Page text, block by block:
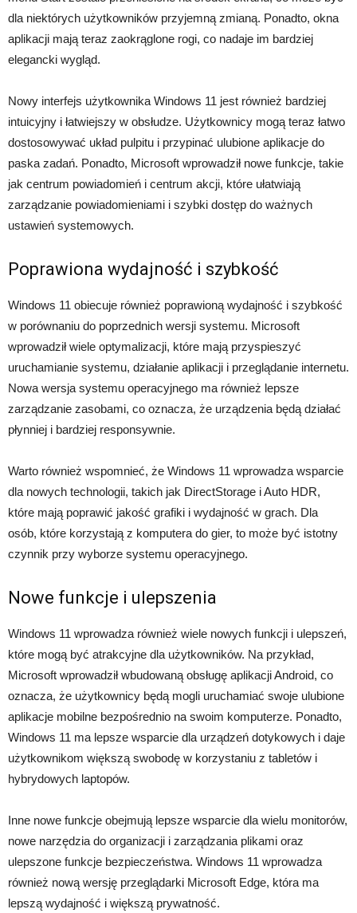
dla niektórych użytkowników przyjemną zmianą. Ponadto, okna
aplikacji mają teraz zaokrąglone rogi, co nadaje im bardziej
elegancki wygląd.
Nowy interfejs użytkownika Windows 11 jest również bardziej
intuicyjny i łatwiejszy w obsłudze. Użytkownicy mogą teraz łatwo
dostosowywać układ pulpitu i przypinać ulubione aplikacje do
paska zadań. Ponadto, Microsoft wprowadził nowe funkcje, takie
jak centrum powiadomień i centrum akcji, które ułatwiają
zarządzanie powiadomieniami i szybki dostęp do ważnych
ustawień systemowych.
Poprawiona wydajność i szybkość
Windows 11 obiecuje również poprawioną wydajność i szybkość
w porównaniu do poprzednich wersji systemu. Microsoft
wprowadził wiele optymalizacji, które mają przyspieszyć
uruchamianie systemu, działanie aplikacji i przeglądanie internetu.
Nowa wersja systemu operacyjnego ma również lepsze
zarządzanie zasobami, co oznacza, że urządzenia będą działać
płynniej i bardziej responsywnie.
Warto również wspomnieć, że Windows 11 wprowadza wsparcie
dla nowych technologii, takich jak DirectStorage i Auto HDR,
które mają poprawić jakość grafiki i wydajność w grach. Dla
osób, które korzystają z komputera do gier, to może być istotny
czynnik przy wyborze systemu operacyjnego.
Nowe funkcje i ulepszenia
Windows 11 wprowadza również wiele nowych funkcji i ulepszeń,
które mogą być atrakcyjne dla użytkowników. Na przykład,
Microsoft wprowadził wbudowaną obsługę aplikacji Android, co
oznacza, że użytkownicy będą mogli uruchamiać swoje ulubione
aplikacje mobilne bezpośrednio na swoim komputerze. Ponadto,
Windows 11 ma lepsze wsparcie dla urządzeń dotykowych i daje
użytkownikom większą swobodę w korzystaniu z tabletów i
hybrydowych laptopów.
Inne nowe funkcje obejmują lepsze wsparcie dla wielu monitorów,
nowe narzędzia do organizacji i zarządzania plikami oraz
ulepszone funkcje bezpieczeństwa. Windows 11 wprowadza
również nową wersję przeglądarki Microsoft Edge, która ma
lepszą wydajność i większą prywatność.